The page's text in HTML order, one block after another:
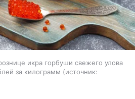
икра горбуши свежего улова
за килограмм
источник: